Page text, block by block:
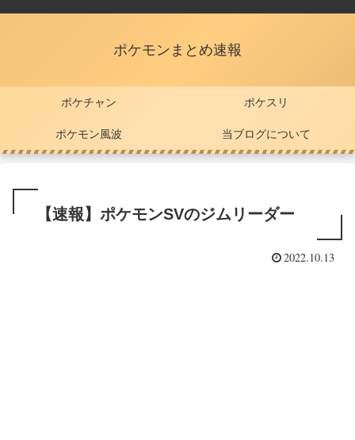
ポケモンまとめ速報
ポケチャン ポケスリ
ポケモン風波 当ブログについて
【速報】ポケモンSVのジムリーダー
2022.10.13